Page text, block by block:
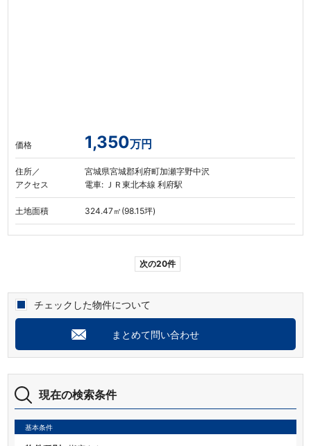
現在の検索条件
基本条件
価格 1,350万円
住所／
アクセス
宮城県宮城郡利府町加瀬字野中沢
電車: ＪＲ東北本線 利府駅
土地面積 324.47㎡(98.15坪)
次の20件
チェックした物件について
まとめて問い合わせ